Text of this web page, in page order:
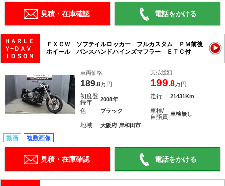
見積・在庫確認 電話をかける
ＨＡＲＬＥ
Ｙ−ＤＡＶ
ＩＤＳＯＮ
ＦＸＣＷ ソフテイルロッカー フルカスタム ＰＭ前後
ホイール バンスハンドハインズマフラー ＥＴＣ付
車両価格
189.8万円
支払総額
199.8万円
初度登
録年
2008年 走行 21431Km
色 ブラック
車検/
自賠責 車検無し
地域 大阪府 岸和田市
動画 複数画像
見積・在庫確認 電話をかける